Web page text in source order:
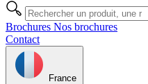
Brochures Nos brochures
Contact
France